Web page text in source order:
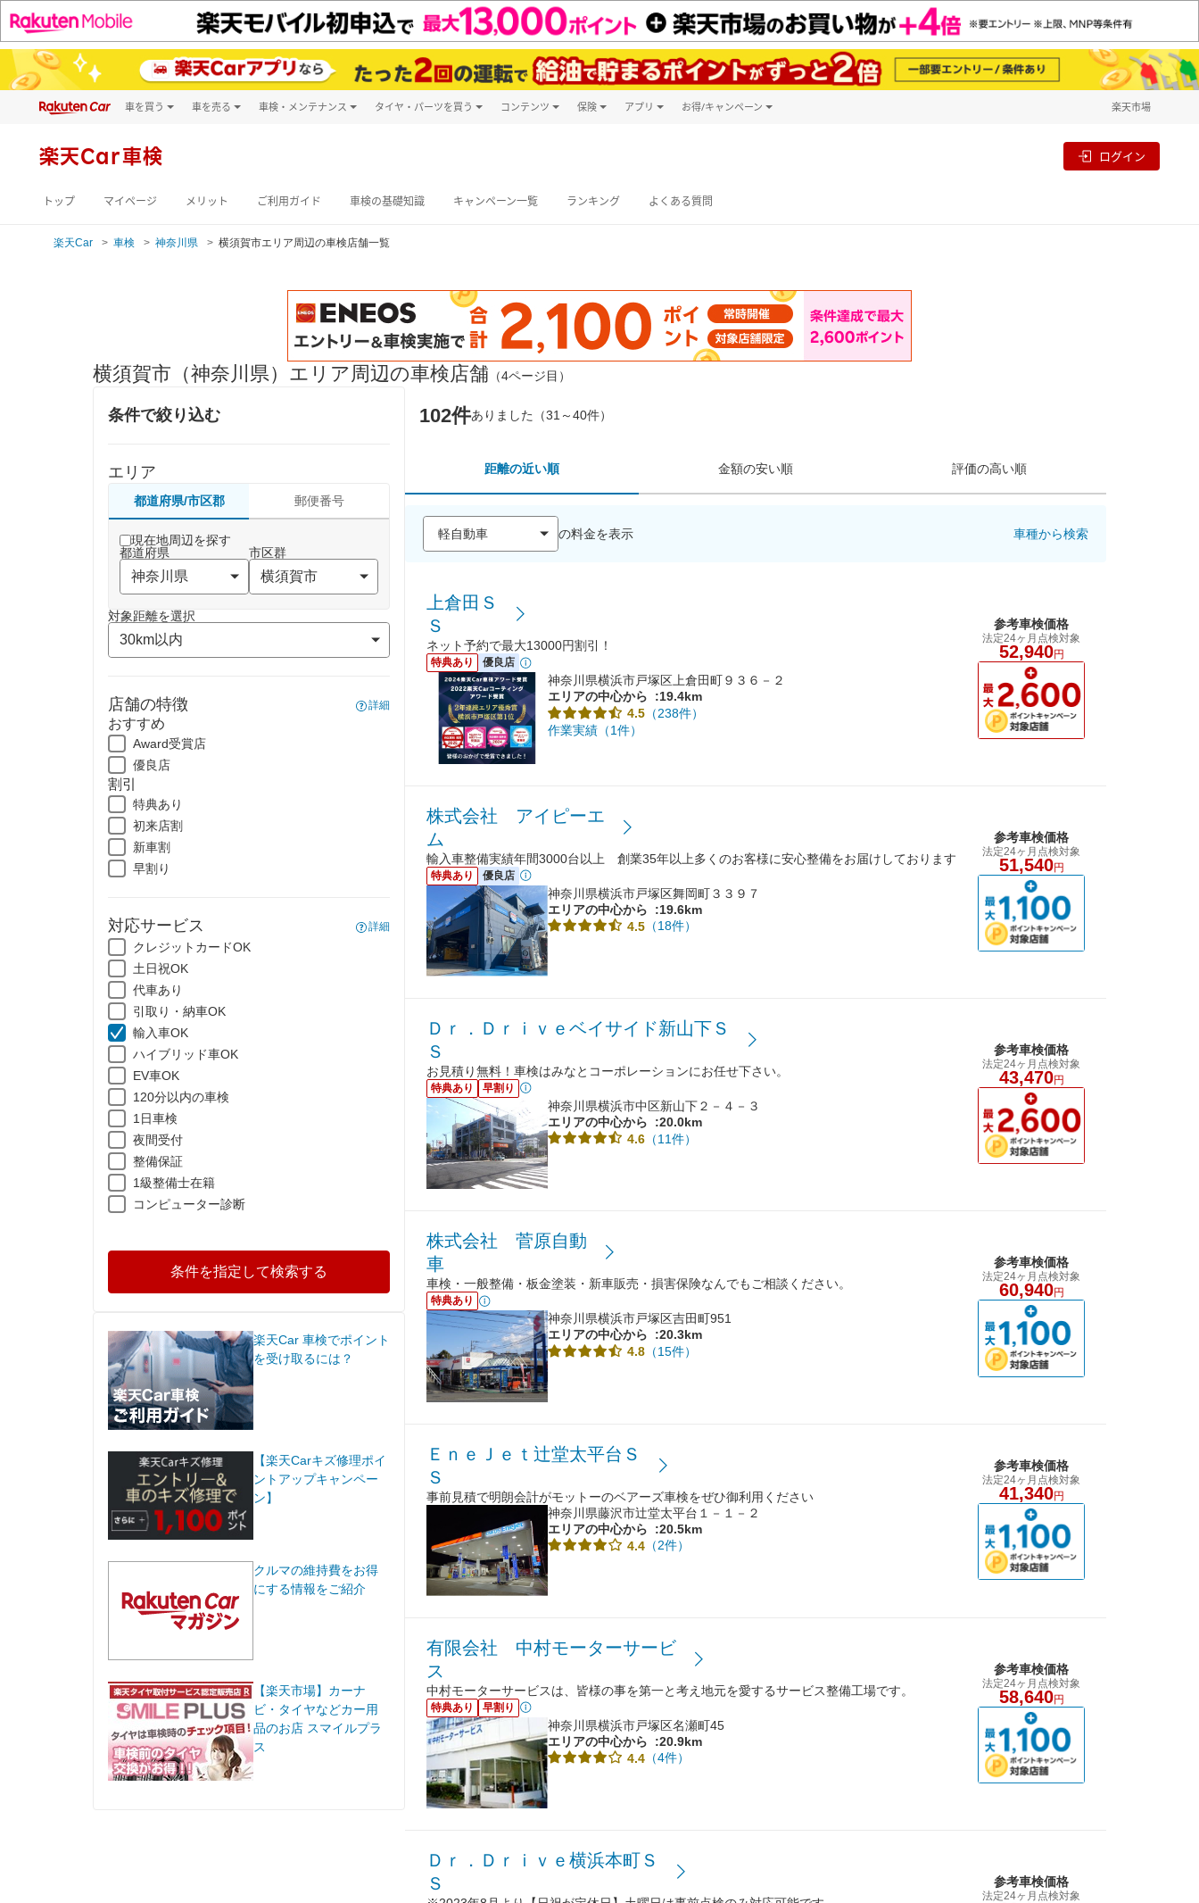
車を買う
新車
車を売る 車検・メンテナンス タイヤ・パーツを買う コンテンツ 保険 アプリ お得/キャンペーン 楽天市場
楽天Car車検 ログイン
トップ マイページ メリット ご利用ガイド 車検の基礎知識 キャンペーン一覧 ランキング よくある質問
楽天Car 車検 神奈川県 横須賀市エリア周辺の車検店舗一覧
横須賀市（神奈川県）エリア周辺の車検店舗 （4ページ目）
条件で絞り込む
エリア
都道府県/市区郡 郵便番号
現在地周辺を探す
都道府県
市区群
対象距離を選択
店舗の特徴 詳細
おすすめ
Award受賞店
優良店
割引
特典あり
初来店割
新車割
早割り
対応サービス 詳細
クレジットカードOK
土日祝OK
代車あり
引取り・納車OK
輸入車OK
ハイブリッド車OK
EV車OK
120分以内の車検
1日車検
夜間受付
整備保証
1級整備士在籍
コンピューター診断
条件を指定して検索する
楽天Car 車検でポイント
を受け取るには？
【楽天Carキズ修理ポイ
ントアップキャンペー
ン】
クルマの維持費をお得
にする情報をご紹介
【楽天市場】カーナ
ビ・タイヤなどカー用
品のお店 スマイルプラ
ス
102件ありました（31～40件）
距離の近い順 金額の安い順 評価の高い順
の料金を表示 車種から検索
上倉田Ｓ
Ｓ
ネット予約で最大13000円割引！
特典あり 優良店
神奈川県横浜市戸塚区上倉田町９３６－２
エリアの中心から
:19.4km
4.5 （238件）
作業実績（1件）
参考車検価格
法定24ヶ月点検対象
52,940円
株式会社 アイピーエ
ム
輸入車整備実績年間3000台以上 創業35年以上多くのお客様に安心整備をお届けしております
特典あり 優良店
神奈川県横浜市戸塚区舞岡町３３９７
エリアの中心から
:19.6km
4.5 （18件）
参考車検価格
法定24ヶ月点検対象
51,540円
Ｄｒ．Ｄｒｉｖｅベイサイド新山下Ｓ
Ｓ
お見積り無料！車検はみなとコーポレーションにお任せ下さい。
特典あり 早割り
神奈川県横浜市中区新山下２－４－３
エリアの中心から
:20.0km
4.6 （11件）
参考車検価格
法定24ヶ月点検対象
43,470円
株式会社 菅原自動
車
車検・一般整備・板金塗装・新車販売・損害保険なんでもご相談ください。
特典あり
神奈川県横浜市戸塚区吉田町951
エリアの中心から
:20.3km
4.8 （15件）
参考車検価格
法定24ヶ月点検対象
60,940円
ＥｎｅＪｅｔ辻堂太平台Ｓ
Ｓ
事前見積で明朗会計がモットーのベアーズ車検をぜひ御利用ください
神奈川県藤沢市辻堂太平台１－１－２
エリアの中心から
:20.5km
4.4 （2件）
参考車検価格
法定24ヶ月点検対象
41,340円
有限会社 中村モーターサービ
ス
中村モーターサービスは、皆様の事を第一と考え地元を愛するサービス整備工場です。
特典あり 早割り
神奈川県横浜市戸塚区名瀬町45
エリアの中心から
:20.9km
4.4 （4件）
参考車検価格
法定24ヶ月点検対象
58,640円
Ｄｒ．Ｄｒｉｖｅ横浜本町Ｓ
Ｓ
参考車検価格
法定24ヶ月点検対象